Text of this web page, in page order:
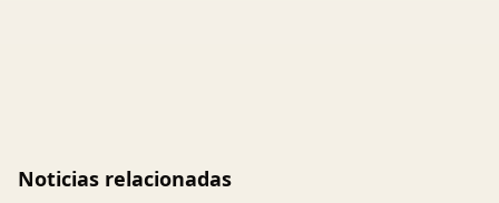
Noticias relacionadas